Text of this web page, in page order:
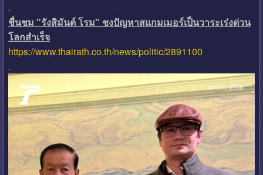
.
ชื่นชม "รังสิมันต์ โรม" ชงปัญหาสแกมเมอร์เป็นวาระเร่งด่วน
โลกสำเร็จ
https://www.thairath.co.th/news/politic/2891100
.